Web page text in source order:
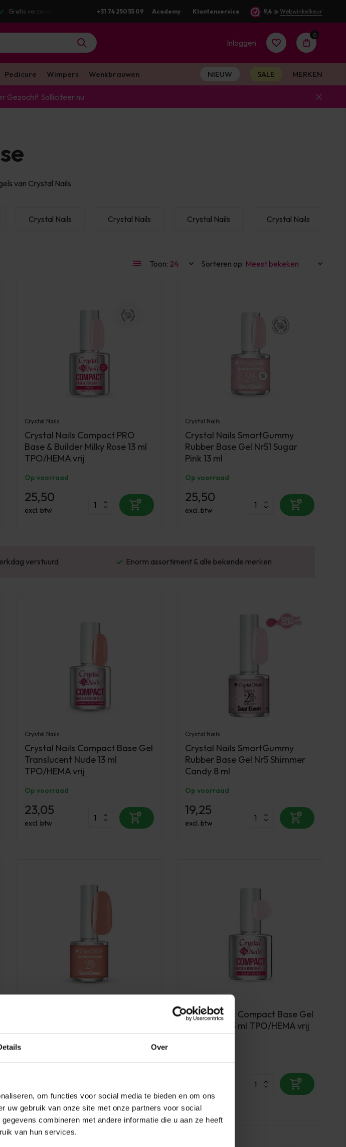
Over
om functies voor social media te bieden en om ons
uw gebruik van onze site met onze partners voor social
combineren met andere informatie die u aan ze heeft
van hun services.
besteld? Dezelfde werkdag verstuurd+31 74 250 55 09 Academy Klantenservice 9,4 @ Webwinkelkeur
Inloggen
0
Pedicure Wimpers Wenkbrauwen NIEUW SALE MERKEN
Gezocht! Solliciteer nu
van Crystal Nails
Crystal Nails Crystal Nails Crystal Nails Crystal Nails
Toon: Sorteren op:
Crystal Nails
Crystal Nails Compact PRO
Base & Builder Milky Rose 13 ml
TPO/HEMA vrij
Op voorraad
25,50
excl. btw
Crystal Nails
Crystal Nails SmartGummy
Rubber Base Gel Nr51 Sugar
Pink 13 ml
Op voorraad
25,50
excl. btw
merken Gratis verzending v.a. €100 excl. BTW
Crystal Nails
Crystal Nails Compact Base Gel
Translucent Nude 13 ml
TPO/HEMA vrij
Op voorraad
23,05
excl. btw
Crystal Nails
Crystal Nails SmartGummy
Rubber Base Gel Nr5 Shimmer
Candy 8 ml
Op voorraad
19,25
excl. btw
Nude 8 ml
Crystal Nails Compact Base Gel
Milky Rose 13 ml TPO/HEMA vrij